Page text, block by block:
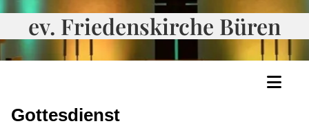
ev. Friedenskirche Büren
Gottesdienst